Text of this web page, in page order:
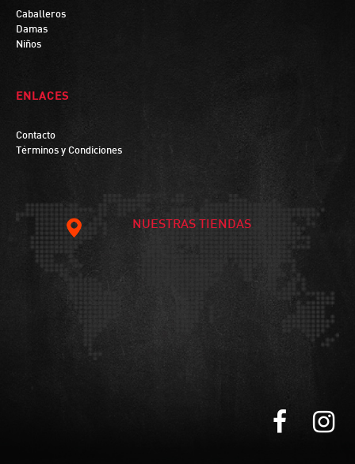
Caballeros
Damas
Niños
ENLACES
Contacto
Términos y Condiciones
NUESTRAS TIENDAS